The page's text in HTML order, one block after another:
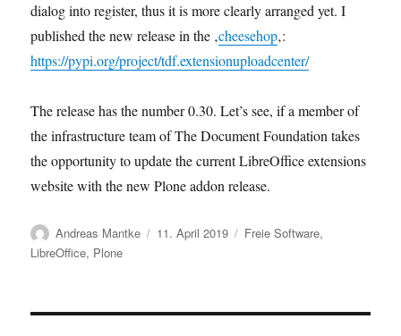
dialog into register, thus it is more clearly arranged yet. I
published the new release in the ‚cheesehop‚:
https://pypi.org/project/tdf.extensionuploadcenter/
The release has the number 0.30. Let’s see, if a member of
the infrastructure team of The Document Foundation takes
the opportunity to update the current LibreOffice extensions
website with the new Plone addon release.
Autor
Andreas Mantke
Veröffentlicht
11. April 2019 Kategorien
Freie Software,
LibreOffice, Plone